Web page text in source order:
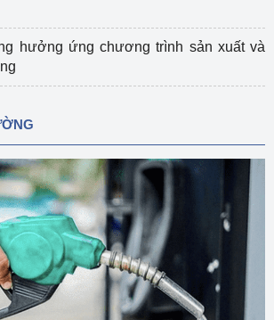
hưởng ứng chương trình sản xuất và